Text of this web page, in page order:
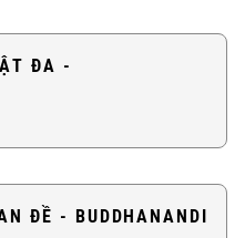
ĐA -
ĐỀ - BUDDHANANDI